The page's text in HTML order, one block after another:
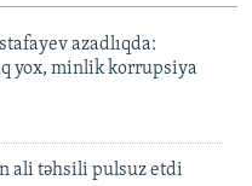
azadlıqda:
yox, minlik korrupsiya
ali təhsili pulsuz etdi